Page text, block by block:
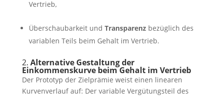
Vertrieb,
Überschaubarkeit und Transparenz bezüglich des
variablen Teils beim Gehalt im Vertrieb.
2. Alternative Gestaltung der
Einkommenskurve beim Gehalt im Vertrieb
Der Prototyp der Zielprämie weist einen linearen
Kurvenverlauf auf: Der variable Vergütungsteil des